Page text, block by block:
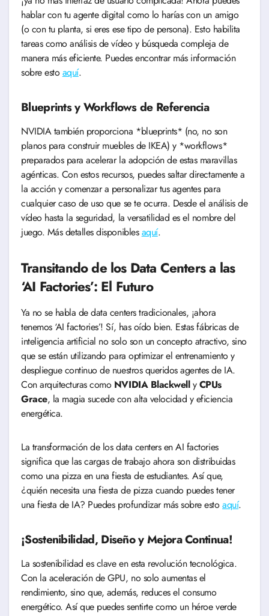
hablar con tu agente digital como lo harías con un amigo
(o con tu planta, si eres ese tipo de persona). Esto habilita
tareas como análisis de vídeo y búsqueda compleja de
manera más eficiente. Puedes encontrar más información
sobre estoaquí.
Blueprints y Workflows de Referencia
NVIDIA también proporciona *blueprints* (no, no son
planos para construir muebles de IKEA) y *workflows*
preparados para acelerar la adopción de estas maravillas
agénticas. Con estos recursos, puedes saltar directamente a
la acción y comenzar a personalizar tus agentes para
cualquier caso de uso que se te ocurra. Desde el análisis de
vídeo hasta la seguridad, la versatilidad es el nombre del
juego. Más detalles disponiblesaquí.
Transitando de los Data Centers a las
‘AI Factories’: El Futuro
Ya no se habla de data centers tradicionales, ¡ahora
tenemos ‘AI factories’! Sí, has oído bien. Estas fábricas de
inteligencia artificial no solo son un concepto atractivo, sino
que se están utilizando para optimizar el entrenamiento y
despliegue continuo de nuestros queridos agentes de IA.
Con arquitecturas como NVIDIA BlackwellyCPUs
Grace, la magia sucede con alta velocidad y eficiencia
energética.
La transformación de los data centers en AI factories
significa que las cargas de trabajo ahora son distribuidas
como una pizza en una fiesta de estudiantes. Así que,
¿quién necesita una fiesta de pizza cuando puedes tener
una fiesta de IA? Puedes profundizar más sobre estoaquí.
¡Sostenibilidad, Diseño y Mejora Continua!
La sostenibilidad es clave en esta revolución tecnológica.
Con la aceleración de GPU, no solo aumentas el
rendimiento, sino que, además, reduces el consumo
energético. Así que puedes sentirte como un héroe verde